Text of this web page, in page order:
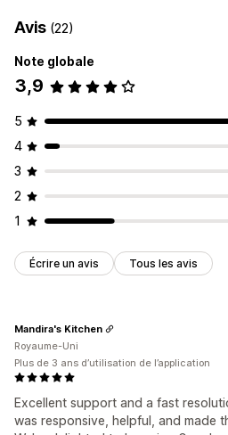
Avis (22)
Note globale
3,9
5
4
3
2
1
Écrire un avis Tous les avis
Excellent support and a fast
was responsive, helpful, and made
Mandira's Kitchen
Royaume-Uni
Plus de 3 ans d’utilisation de l’application